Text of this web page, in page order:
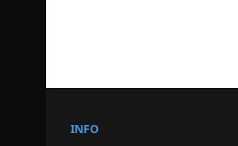
INFO